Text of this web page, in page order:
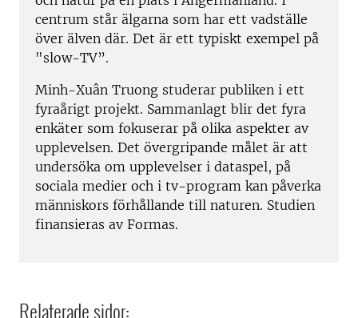
centrum står älgarna som har ett vadställe
över älven där. Det är ett typiskt exempel på
"slow-TV”.
Minh-Xuân Truong studerar publiken i ett
fyraårigt projekt. Sammanlagt blir det fyra
enkäter som fokuserar på olika aspekter av
upplevelsen. Det övergripande målet är att
undersöka om upplevelser i dataspel, på
sociala medier och i tv-program kan påverka
människors förhållande till naturen. Studien
finansieras av Formas.
Relaterade sidor: